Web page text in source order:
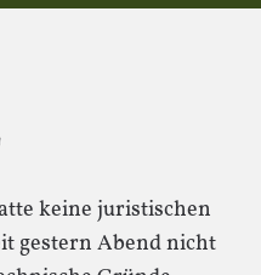
keine juristischen
gestern Abend nicht